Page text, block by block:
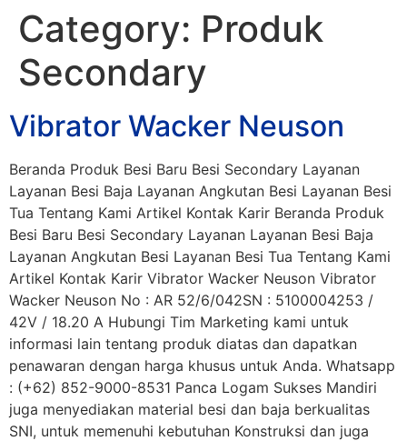
Category: Produk
Secondary
Vibrator Wacker Neuson
Beranda Produk Besi Baru Besi Secondary Layanan
Layanan Besi Baja Layanan Angkutan Besi Layanan Besi
Tua Tentang Kami Artikel Kontak Karir Beranda Produk
Besi Baru Besi Secondary Layanan Layanan Besi Baja
Layanan Angkutan Besi Layanan Besi Tua Tentang Kami
Artikel Kontak Karir Vibrator Wacker Neuson Vibrator
Wacker Neuson No : AR 52/6/042SN : 5100004253 /
42V / 18.20 A Hubungi Tim Marketing kami untuk
informasi lain tentang produk diatas dan dapatkan
penawaran dengan harga khusus untuk Anda. Whatsapp
: (+62) 852-9000-8531 Panca Logam Sukses Mandiri
juga menyediakan material besi dan baja berkualitas
SNI, untuk memenuhi kebutuhan Konstruksi dan juga